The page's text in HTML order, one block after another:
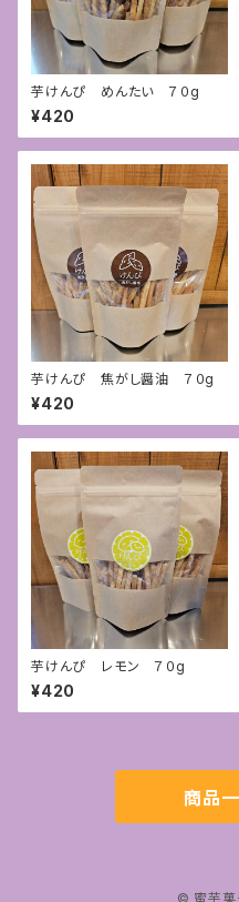
芋けんぴ めんたい ７０g
¥420
芋けんぴ 焦がし醤油 ７０g
¥420
芋けんぴ レモン ７０g
¥420
商品
© 蜜芋菓